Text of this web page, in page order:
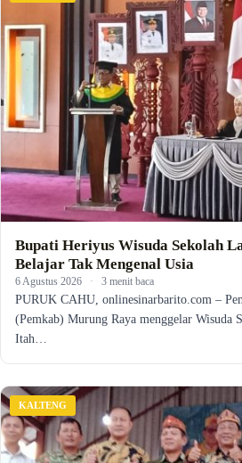
Bupati Heriyus Wisuda Sekolah
Belajar Tak Mengenal Usia
6 Agustus 2026 · 3 menit baca
PURUK CAHU, onlinesinarbarito.com –
(Pemkab) Murung Raya menggelar Wisuda
Itah…
KALTENG